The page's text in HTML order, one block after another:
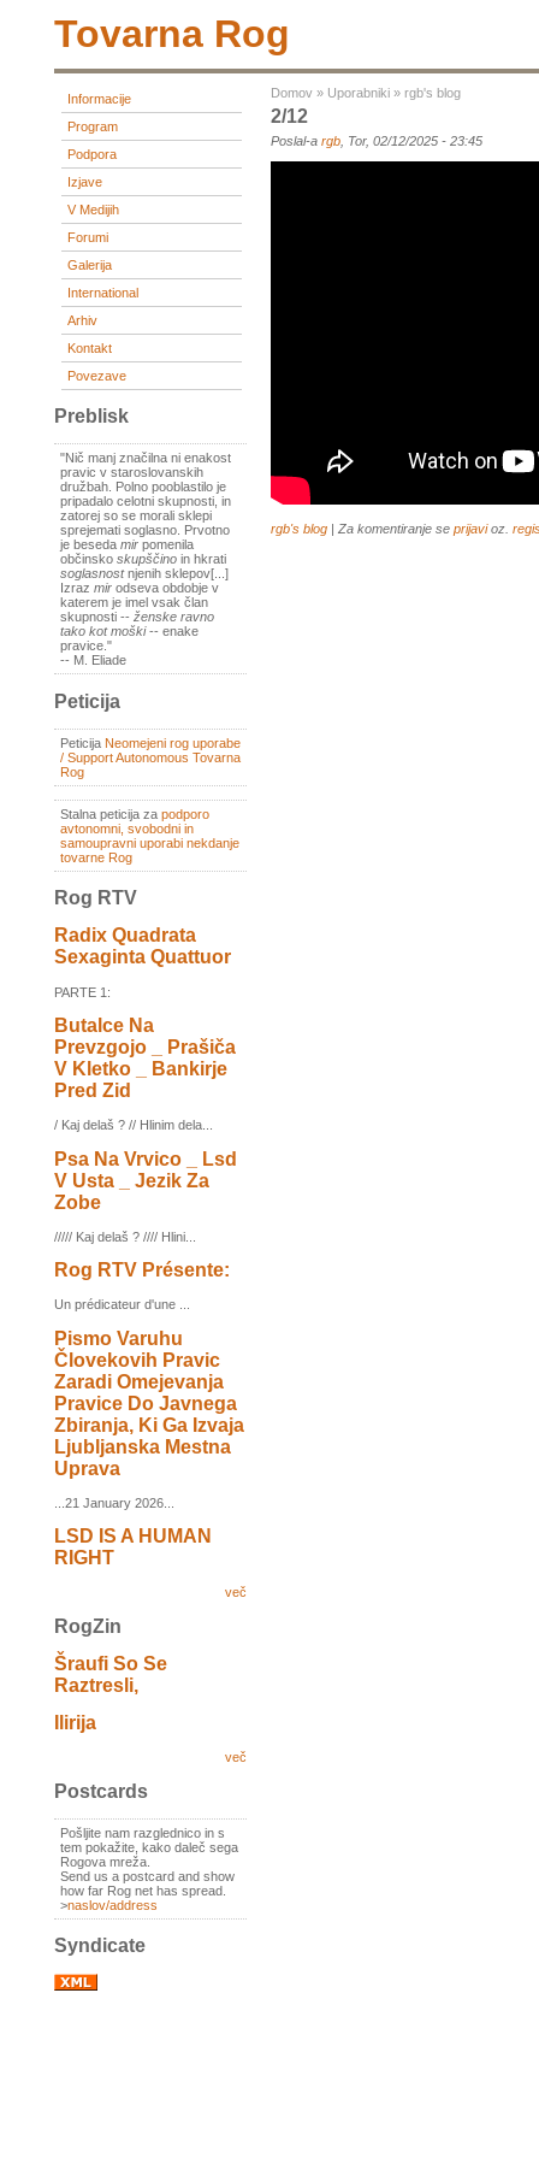
Tovarna Rog
Informacije
Program
Podpora
Izjave
V Medijih
Forumi
Galerija
International
Arhiv
Kontakt
Povezave
Preblisk
"Nič manj značilna ni enakost
pravic v staroslovanskih
družbah. Polno pooblastilo je
pripadalo celotni skupnosti, in
zatorej so se morali sklepi
sprejemati soglasno. Prvotno
je beseda mir pomenila
občinsko skupščino in hkrati
soglasnostnjenih sklepov[...]
Izraz mir odseva obdobje v
katerem je imel vsak član
skupnosti -- ženske ravno
tako kot moški-- enake
pravice."
-- M. Eliade
Peticija
Peticija Neomejeni rog uporabe
/ Support Autonomous Tovarna
Rog
Stalna peticija za podporo
avtonomni, svobodni in
samoupravni uporabi nekdanje
tovarne Rog
Rog RTV
Radix Quadrata
Sexaginta Quattuor
PARTE 1:
Butalce Na
Prevzgojo _ Prašiča
V Kletko _ Bankirje
Pred Zid
/ Kaj delaš ? // Hlinim dela...
Psa Na Vrvico _ Lsd
V Usta _ Jezik Za
Zobe
///// Kaj delaš ? //// Hlini...
Rog RTV Présente:
Un prédicateur d'une ...
Pismo Varuhu
Človekovih Pravic
Zaradi Omejevanja
Pravice Do Javnega
Zbiranja, Ki Ga Izvaja
Ljubljanska Mestna
Uprava
...21 January 2026...
LSD IS A HUMAN
RIGHT
več
RogZin
Šraufi So Se
Raztresli,
Ilirija
več
Postcards
Pošljite nam razglednico in s
tem pokažite, kako daleč sega
Rogova mreža.
Send us a postcard and show
how far Rog net has spread.
>naslov/address
Syndicate
Domov » Uporabniki » rgb's blog
2/12
Poslal-a rgb , Tor, 02/12/2025 - 23:45
rgb's blog | Za komentiranje se prijavioz.